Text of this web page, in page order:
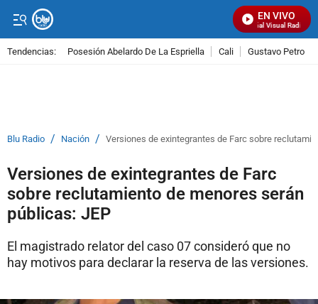
EN VIVO
Señal Visual Radio
Tendencias: Posesión Abelardo De La Espriella Cali Gustavo Petro
Blu Radio / Nación / Versiones de exintegrantes de Farc sobre
Versiones de exintegrantes de Farc
sobre reclutamiento de menores serán
públicas: JEP
El magistrado relator del caso 07 consideró que no
hay motivos para declarar la reserva de las versiones.